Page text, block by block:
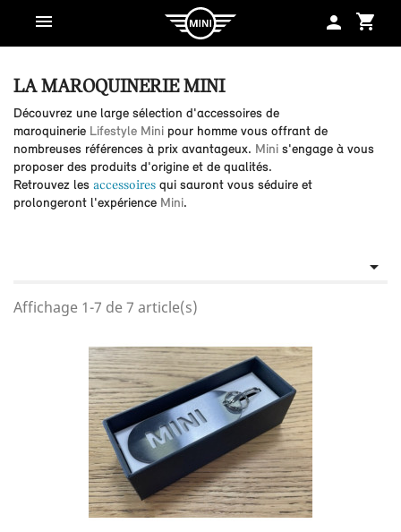
shopping_cart
person
LA MAROQUINERIE MINI
Découvrez une large sélection d'accessoires de
maroquinerie Lifestyle Mini pour homme vous offrant de
nombreuses références à prix avantageux. Mini s'engage à vous
proposer des produits d'origine et de qualités.
Retrouvez les accessoires qui sauront vous séduire et
prolongeront l'expérience Mini.

Affichage 1-7 de 7 article(s)